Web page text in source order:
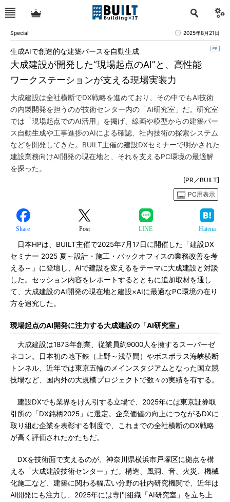
Special 2025年8月21日
大成建設が開発した“現場起点のAI”と、高性能
ワークステーションが支える現場実装力
生成AIで創造的な建築パースを自動生成
大成建設は全社横断でDX戦略を進めており、その中でもAI技術
の内製開発を担うのが技術センター内の「AI研究室」だ。研究室
では「現場起点でのAI活用」を掲げ、線画や模型からの建築パー
ス自動生成や工事進捗のAIによる確認、社内技術の探索システム
などを開発してきた。BUILT主催の建設DXセミナーで明かされた
建設業務向けAI開発の現在地と、それを支えるPC環境の最適解
を探った。
[PR／BUILT]
PC用表示
Share Post LINE Hatena
日本HPは、BUILT主催で2025年7月17日に開催した「建設DX
セミナー 2025 夏～設計・施工・バックオフィスの業務改善を考
える～」に登壇し、AIで建設を変えるをテーマに大成建設と対談
した。セッション内容をレポートするとともに追加取材を通し
て、大成建設のAI開発の現在地と建設×AIに最適なPC環境の在り
方を追究した。
現場起点のAI開発に注力する大成建設の「AI研究室」
大成建設は1873年創業、従業員約9000人を擁するスーパーゼ
ネコン。日本初の地下鉄（上野～浅草間）やボスポラス海峡横断
トンネル、近年では東京五輪のメインスタジアムとなった国立競
技場など、国内外の大規模プロジェクトで数々の実績を有する。
建設DXでも業界をけん引する立場で、2025年には東京証券取
引所の「DX銘柄2025」に選定。企業価値の向上につながるDXに
取り組む企業を表彰する制度で、これまでの全社横断のDX戦略
が高く評価されたかたちだ。
DXを技術面で支えるのが、神奈川県横浜市戸塚区に拠点を構
える「大成建設技術センター」だ。構造、風洞、音、火災、機械
化施工など、建築に関わる幅広い分野の社内研究機関で、近年は
AI開発にも注力し、2025年には専門組織「AI研究室」を立ち上